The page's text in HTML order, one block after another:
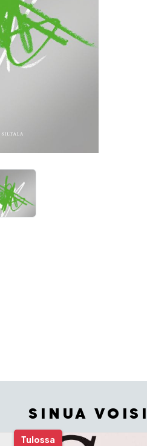
SINUA
Tulossa